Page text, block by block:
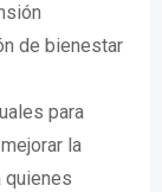
de bienestar
para
la
quienes